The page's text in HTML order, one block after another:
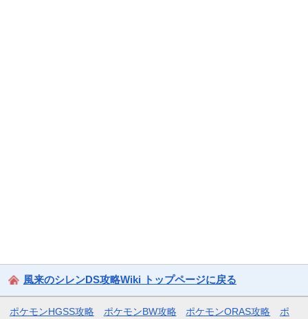
風来のシレンDS攻略Wiki トップページに戻る
ポケモンHGSS攻略 ポケモンBW攻略 ポケモンORAS攻略 ポ